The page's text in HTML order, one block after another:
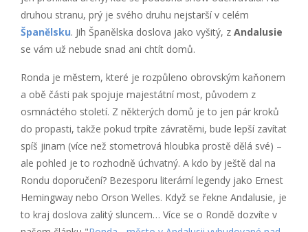
druhou stranu, prý je svého druhu nejstarší v celém
Španělsku. Jih Španělska doslova jako vyšitý, z Andalusie
se vám už nebude snad ani chtít domů.
Ronda je městem, které je rozpůleno obrovským kaňonem
a obě části pak spojuje majestátní most, původem z
osmnáctého století. Z některých domů je to jen pár kroků
do propasti, takže pokud trpíte závratěmi, bude lepší zavítat
spíš jinam (více než stometrová hloubka prostě dělá své) –
ale pohled je to rozhodně úchvatný. A kdo by ještě dal na
Rondu doporučení? Bezesporu literární legendy jako Ernest
Hemingway nebo Orson Welles. Když se řekne Andalusie, je
to kraj doslova zalitý sluncem… Více se o Rondě dozvíte v